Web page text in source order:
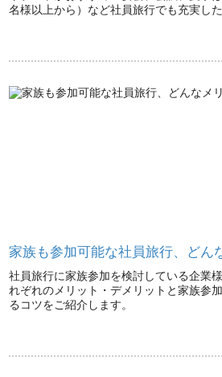
名様以上から）など社員旅行でも充実し
家族も参加可能な社員旅行、どん
社員旅行に家族参加を検討している企業
れぞれのメリット・デメリットと家族参
るコツをご紹介します。